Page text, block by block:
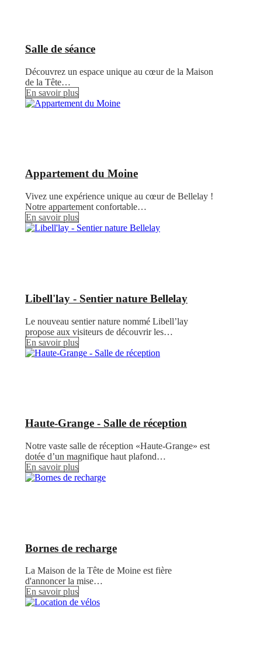
Salle de séance
Découvrez un espace unique au cœur de la Maison
de la Tête…
En savoir plus
Appartement du Moine
Vivez une expérience unique au cœur de Bellelay !
Notre appartement confortable…
En savoir plus
Libell'lay - Sentier nature Bellelay
Le nouveau sentier nature nommé Libell’lay
propose aux visiteurs de découvrir les…
En savoir plus
Haute-Grange - Salle de réception
Notre vaste salle de réception «Haute-Grange» est
dotée d’un magnifique haut plafond…
En savoir plus
Bornes de recharge
La Maison de la Tête de Moine est fière
d'annoncer la mise…
En savoir plus